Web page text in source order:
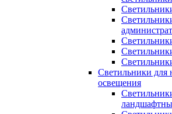
Светильники для
освещения